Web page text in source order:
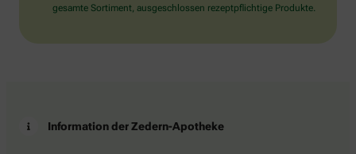
gesamte Sortiment, ausgeschlossen rezeptpflichtige Produkte.
Information der Zedern-Apotheke